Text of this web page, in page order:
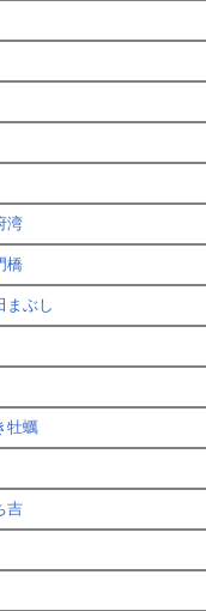
湾
橋
ぶし
牡蠣
吉